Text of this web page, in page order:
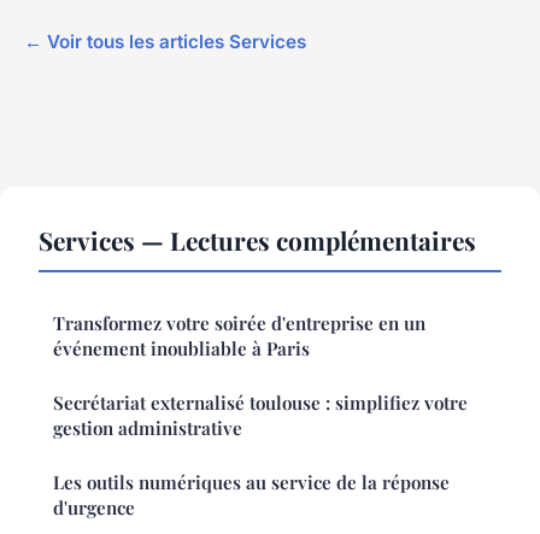
← Voir tous les articles Services
Services — Lectures complémentaires
Transformez votre soirée d'entreprise en un
événement inoubliable à Paris
Secrétariat externalisé toulouse : simplifiez votre
gestion administrative
Les outils numériques au service de la réponse
d'urgence